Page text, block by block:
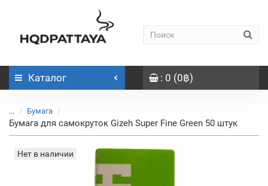
Каталог : 0 (0฿)
... Бумага
Бумага для самокруток Gizeh Super Fine Green 50 штук
Нет в наличии